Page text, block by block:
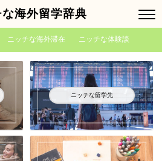
海外留学辞典
ニッチな海外滞在 ニッチな体験談
ニッチな留学先